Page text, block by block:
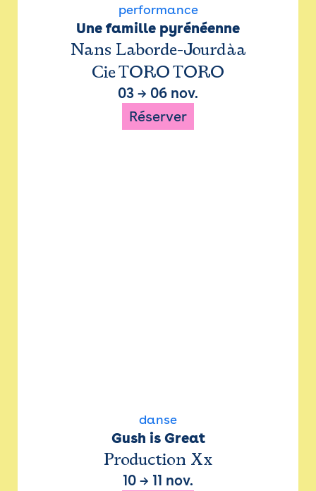
performance
Une famille pyrénéenne
Nans Laborde-Jourdàa
Cie TORO TORO
03 → 06 nov.
Réserver
danse
Gush is Great
Production Xx
10 → 11 nov.